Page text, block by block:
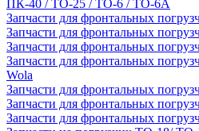
ПК-40 / ТО-25 / ТО-6 / ТО-6А
Запчасти для фронтальных
Запчасти для фронтальных
Запчасти для фронтальных
Запчасти для фронтальных
Wola
Запчасти для фронтальных
Запчасти для фронтальных
Запчасти для фронтальных